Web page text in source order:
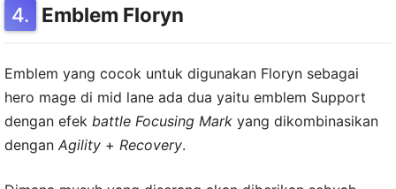
Emblem Floryn
Emblem yang cocok untuk digunakan Floryn sebagai
hero mage di mid lane ada dua yaitu emblem Support
dengan efek battle Focusing Mark yang dikombinasikan
dengan Agility + Recovery.